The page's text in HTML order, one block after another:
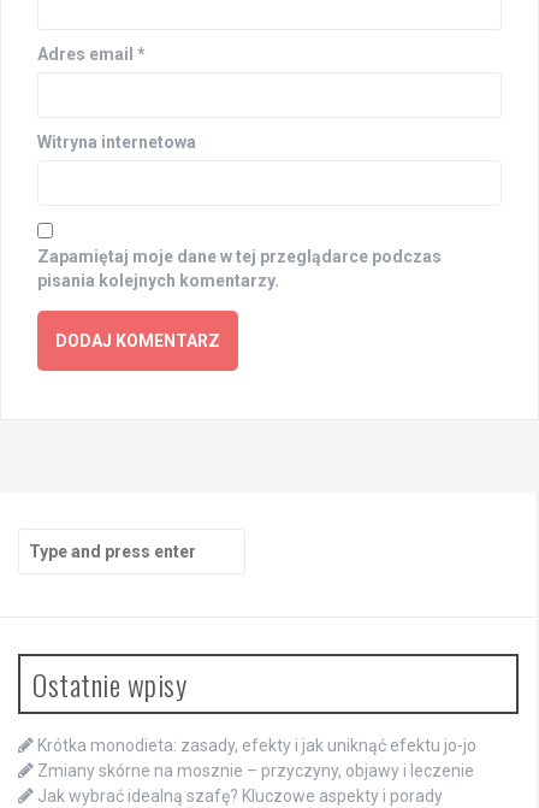
Adres email *
Witryna internetowa
Zapamiętaj moje dane w tej przeglądarce podczas
pisania kolejnych komentarzy.
Search
for:
Ostatnie wpisy
Krótka monodieta: zasady, efekty i jak uniknąć efektu jo-jo
Zmiany skórne na mosznie – przyczyny, objawy i leczenie
Jak wybrać idealną szafę? Kluczowe aspekty i porady